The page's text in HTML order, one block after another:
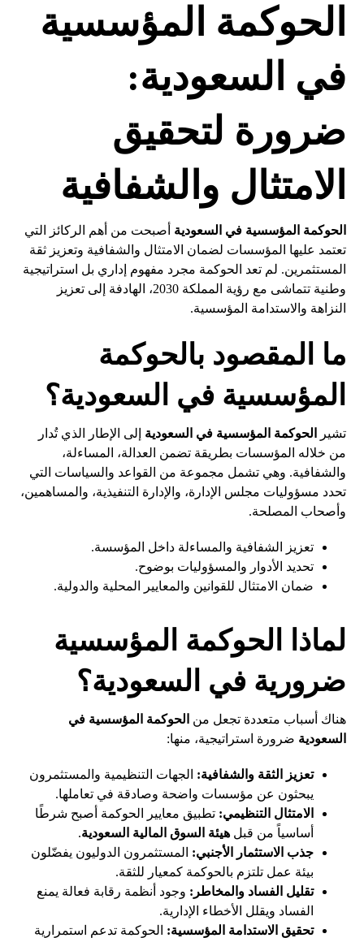
الحوكمة المؤسسية
في السعودية:
ضرورة لتحقيق
الامتثال والشفافية
الحوكمة المؤسسية في السعودية أصبحت من أهم الركائز التي
تعتمد عليها المؤسسات لضمان الامتثال والشفافية وتعزيز ثقة
المستثمرين. لم تعد الحوكمة مجرد مفهوم إداري بل استراتيجية
وطنية تتماشى مع رؤية المملكة 2030، الهادفة إلى تعزيز
النزاهة والاستدامة المؤسسية.
ما المقصود بالحوكمة
المؤسسية في السعودية؟
تشير الحوكمة المؤسسية في السعودية إلى الإطار الذي تُدار
من خلاله المؤسسات بطريقة تضمن العدالة، المساءلة،
والشفافية. وهي تشمل مجموعة من القواعد والسياسات التي
تحدد مسؤوليات مجلس الإدارة، والإدارة التنفيذية، والمساهمين،
وأصحاب المصلحة.
تعزيز الشفافية والمساءلة داخل المؤسسة.
تحديد الأدوار والمسؤوليات بوضوح.
ضمان الامتثال للقوانين والمعايير المحلية والدولية.
لماذا الحوكمة المؤسسية
ضرورية في السعودية؟
هناك أسباب متعددة تجعل من الحوكمة المؤسسية في
السعودية ضرورة استراتيجية، منها:
تعزيز الثقة والشفافية: الجهات التنظيمية والمستثمرون
يبحثون عن مؤسسات واضحة وصادقة في تعاملها.
الامتثال التنظيمي: تطبيق معايير الحوكمة أصبح شرطًا
أساسياً من قبلهيئة السوق المالية السعودية.
جذب الاستثمار الأجنبي: المستثمرون الدوليون يفضّلون
بيئة عمل تلتزم بالحوكمة كمعيار للثقة.
تقليل الفساد والمخاطر: وجود أنظمة رقابة فعالة يمنع
الفساد ويقلل الأخطاء الإدارية.
تحقيق الاستدامة المؤسسية: الحوكمة تدعم استمرارية